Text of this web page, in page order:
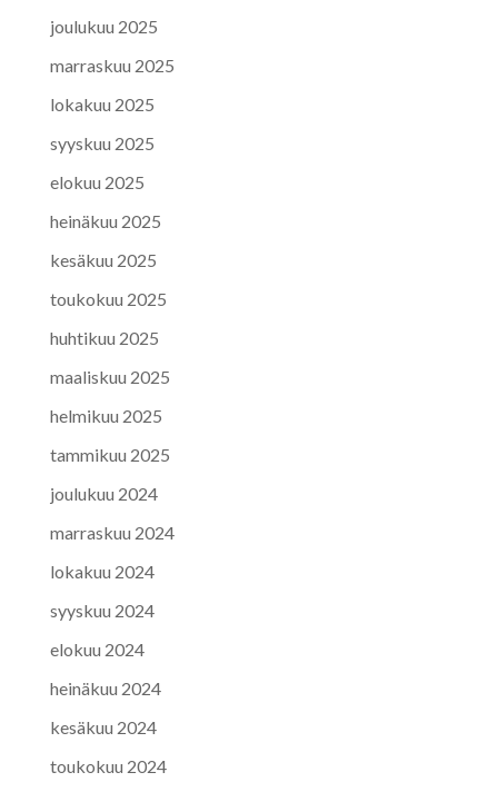
joulukuu 2025
marraskuu 2025
lokakuu 2025
syyskuu 2025
elokuu 2025
heinäkuu 2025
kesäkuu 2025
toukokuu 2025
huhtikuu 2025
maaliskuu 2025
helmikuu 2025
tammikuu 2025
joulukuu 2024
marraskuu 2024
lokakuu 2024
syyskuu 2024
elokuu 2024
heinäkuu 2024
kesäkuu 2024
toukokuu 2024